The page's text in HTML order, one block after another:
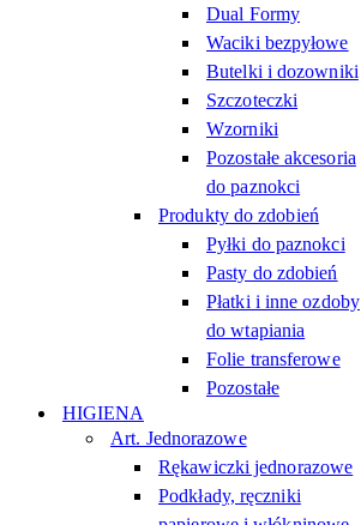
Dual Formy
Waciki bezpyłowe
Butelki i dozowniki
Szczoteczki
Wzorniki
Pozostałe akcesoria
do paznokci
Produkty do zdobień
Pyłki do paznokci
Pasty do zdobień
Płatki i inne ozdoby
do wtapiania
Folie transferowe
Pozostałe
HIGIENA
Art. Jednorazowe
Rękawiczki jednorazowe
Podkłady, ręczniki